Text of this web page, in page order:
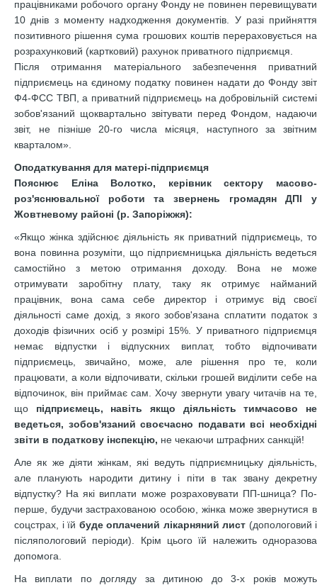
працівниками робочого органу Фонду не повинен перевищувати
10 днів з моменту надходження документів. У разі прийняття
позитивного рішення сума грошових коштів перераховується на
розрахунковий (картковий) рахунок приватного підприємця.
Після отримання матеріального забезпечення приватний
підприємець на єдиному податку повинен надати до Фонду звіт
Ф4-ФСС ТВП, а приватний підприємець на добровільній системі
зобов'язаний щоквартально звітувати перед Фондом, надаючи
звіт, не пізніше 20-го числа місяця, наступного за звітним
кварталом».
Оподаткування для матері-підприємця
Пояснює Еліна Волотко, керівник сектору масово-
роз'яснювальної роботи та звернень громадян ДПІ у
Жовтневому районі (р. Запоріжжя):
«Якщо жінка здійснює діяльність як приватний підприємець, то
вона повинна розуміти, що підприємницька діяльність ведеться
самостійно з метою отримання доходу. Вона не може
отримувати заробітну плату, таку як отримує найманий
працівник, вона сама себе директор і отримує від своєї
діяльності саме дохід, з якого зобов'язана сплатити податок з
доходів фізичних осіб у розмірі 15%. У приватного підприємця
немає відпустки і відпускних виплат, тобто відпочивати
підприємець, звичайно, може, але рішення про те, коли
працювати, а коли відпочивати, скільки грошей виділити себе на
відпочинок, він приймає сам. Хочу звернути увагу читачів на те,
що підприємець, навіть якщо діяльність тимчасово не
ведеться, зобов'язаний своєчасно подавати всі необхідні
звіти в податкову інспекцію, не чекаючи штрафних санкцій!
Але як же діяти жінкам, які ведуть підприємницьку діяльність,
але планують народити дитину і піти в так звану декретну
відпустку? На які виплати може розраховувати ПП-шница? По-
перше, будучи застрахованою особою, жінка може звернутися в
соцстрах, і їй буде оплачений лікарняний лист (допологовий і
післяпологовий періоди). Крім цього їй належить одноразова
допомога.
На виплати по догляду за дитиною до 3-х років можуть